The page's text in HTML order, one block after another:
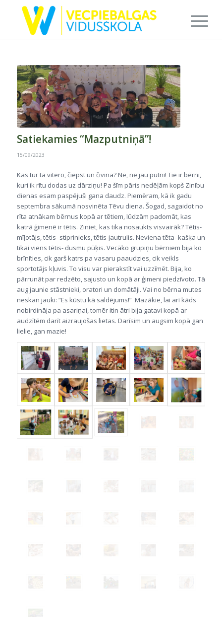
Satiekamies “Mazputniņā”!
15/09/2023
Kas tur tā vītero, čiepst un čivina? Nē, ne jau putni! Tie ir bērni,
kuri ik rītu dodas uz dārziņu! Pa šīm pāris nedēļām kopš Zinību
dienas esam paspējuši gana daudz. Piemēram, kā ik gadu
septembra sākumā nosvinēta Tēvu diena. Šogad, sagaidot no
rīta atnākam bērnus kopā ar tētiem, lūdzām padomāt, kas
katrā ģimenē ir tētis. Ziniet, kas tika nosaukts visvairāk? Tētis-
mīļotājs, tētis- stiprinieks, tētis-jautrulis. Neviena tēta- kašķa un
tikai viens tētis- dusmu pūķis. Vecāko grupiņu bērniem bija ko
brīnīties, cik garš katrs pa vasaru paaudzies, cik veikls
sportotājs kļuvis. To visu var pierakstīt vai uzzīmēt. Bija, ko
pārrunāt par redzēto, sajusto un kopā ar ģimeni piedzīvoto. Tā
aug jaunie stāstnieki, oratori un domātāji. Vai no bērna mutes
neskan jauki: “Es kūstu kā saldējums!” Mazākie, lai arī kāds
nobirdināja pa asariņai, tomēr itin ātri bija gatavi kopā ar
audzītēm darīt aizraujošas lietas. Darīsim un augsim kopā gan
lielie, gan mazie!